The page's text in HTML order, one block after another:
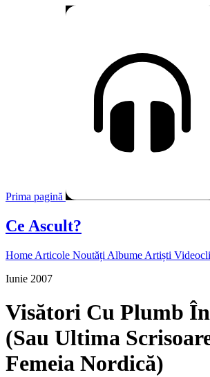
Prima pagină
Ce Ascult?
Home Articole Noutăți Albume Artiști
Iunie 2007
Visători Cu Plumb
(Sau Ultima
Femeia Nordică)